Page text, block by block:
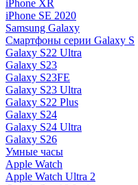
iPhone XR
iPhone SE 2020
Samsung Galaxy
Смартфоны серии Galaxy S
Galaxy S22 Ultra
Galaxy S23
Galaxy S23FE
Galaxy S23 Ultra
Galaxy S22 Plus
Galaxy S24
Galaxy S24 Ultra
Galaxy S26
Умные часы
Apple Watch
Apple Watch Ultra 2